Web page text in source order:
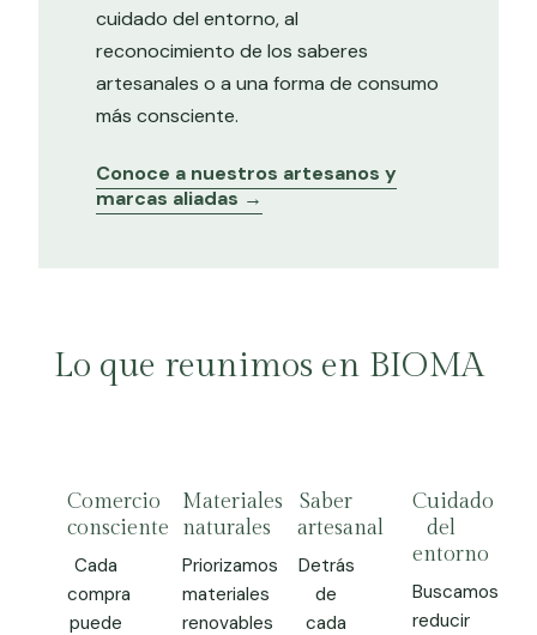
cuidado del entorno, al
reconocimiento de los saberes
artesanales o a una forma de consumo
más consciente.
Conoce a nuestros artesanos y
marcas aliadas →
Lo que reunimos en BIOMA
Comercio
consciente
Cada
compra
puede
Materiales
naturales
Priorizamos
materiales
renovables
Saber
artesanal
Detrás
de
cada
Cuidado
del
entorno
Buscamos
reducir